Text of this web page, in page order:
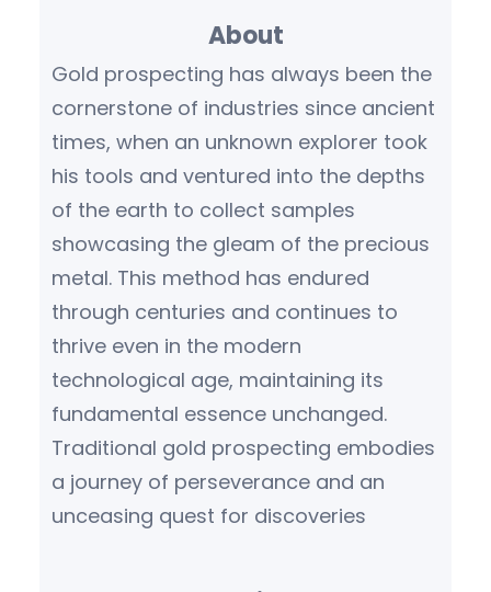
About
Gold prospecting has always been the
cornerstone of industries since ancient
times, when an unknown explorer took
his tools and ventured into the depths
of the earth to collect samples
showcasing the gleam of the precious
metal. This method has endured
through centuries and continues to
thrive even in the modern
technological age, maintaining its
fundamental essence unchanged.
Traditional gold prospecting embodies
a journey of perseverance and an
unceasing quest for discoveries